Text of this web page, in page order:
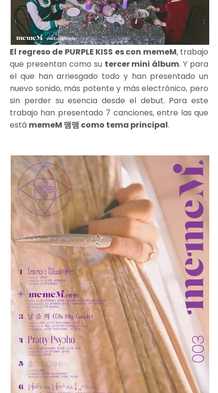
El regreso de PURPLE KISS es con memeM, trabajo
que presentan como su tercer mini álbum. Y para
el que han arriesgado todo y han presentado un
nuevo sonido, más potente y más electrónico, pero
sin perder su esencia desde el debut. Para este
trabajo han presentado 7 canciones, entre las que
está memeM 맴맴 como tema principal.